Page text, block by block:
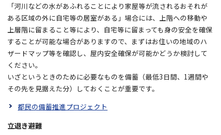
「河川などの水があふれることにより家屋等が流されるおそれが
ある区域の外に自宅等の居室がある」場合には、上階への移動や
上層階に留まること等により、自宅等に留まっても身の安全を確保
することが可能な場合がありますので、まずはお住いの地域のハ
ザードマップ等を確認し、屋内安全確保が可能かどうか検討して
ください。
いざというときのために必要なものを備蓄（最低3日間、1週間や
その先を見据えた分）しておくことが重要です。
都民の備蓄推進プロジェクト
立退き避難